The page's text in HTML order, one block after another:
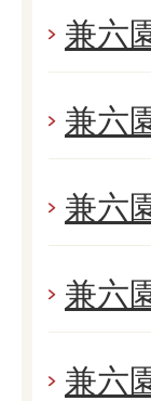
兼六
兼六
兼六
兼六
兼六